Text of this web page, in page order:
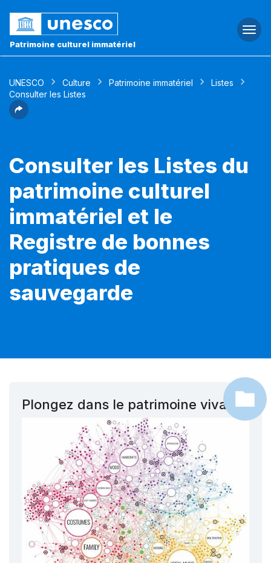
Patrimoine culturel immatériel
UNESCO Culture Patrimoine immatériel
Listes
Consulter les Listes
Consulter les Listes du
patrimoine culturel
immatériel et le
Registre de bonnes
pratiques de
sauvegarde
Plongez dans le patrimoine vivant !